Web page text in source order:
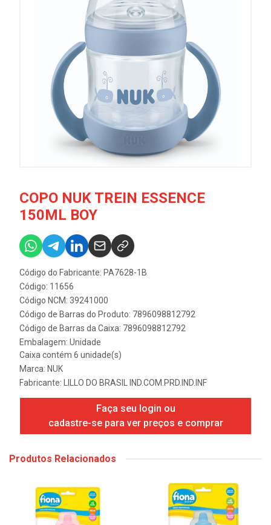
COPO NUK TREIN ESSENCE
150ML BOY
Código do Fabricante: PA7628-1B
Código: 11656
Código NCM: 39241000
Código de Barras do Produto: 7896098812792
Código de Barras da Caixa: 7896098812792
Embalagem: Unidade
Caixa contém 6 unidade(s)
Marca: NUK
Fabricante:
LILLO DO BRASIL IND.COM.PRD.IND.INF
Faça seu login ou
cadastre-se para ver preços e comprar
Produtos Relacionados